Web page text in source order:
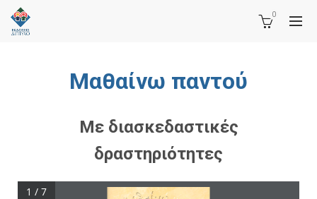
0
Μαθαίνω παντού
Με διασκεδαστικές
δραστηριότητες
1 / 7